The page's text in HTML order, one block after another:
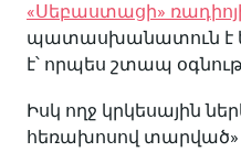
«Սեբաստացի»
պատասխանատուն է
է՝ որպես շտապ
Իսկ ողջ կրկեսային
հեռախոսով տարված»